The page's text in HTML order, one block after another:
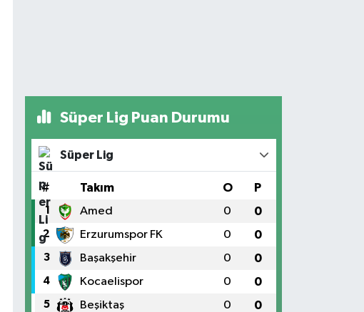
Süper Lig Puan Durumu
Süper Lig
# Takım O P
1 Amed 0 0
2 Erzurumspor FK 0 0
3 Başakşehir 0 0
4 Kocaelispor 0 0
5 Beşiktaş 0 0